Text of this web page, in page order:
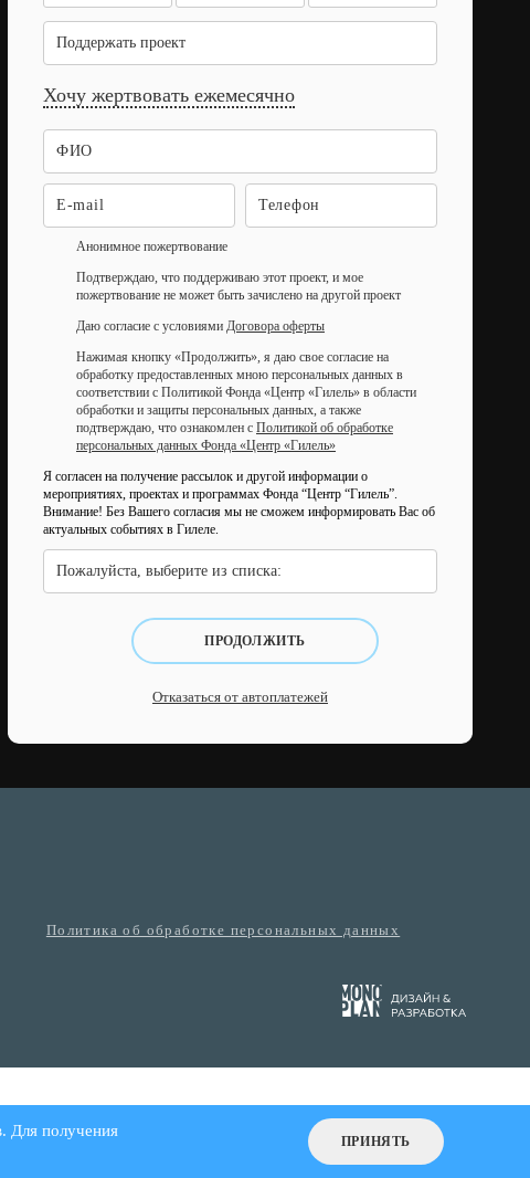
Поддержать проект
Хочу жертвовать ежемесячно
Анонимное пожертвование
Подтверждаю, что поддерживаю этот проект, и мое
пожертвование не может быть зачислено на другой проект
Даю согласие с условиями Договора оферты
Нажимая кнопку «Продолжить», я даю свое согласие на
обработку предоставленных мною персональных данных в
соответствии с Политикой Фонда «Центр «Гилель» в области
обработки и защиты персональных данных, а также
подтверждаю, что ознакомлен с Политикой об обработке
персональных данных Фонда «Центр «Гилель»
Я согласен на получение рассылок и другой информации о
мероприятиях, проектах и программах Фонда “Центр “Гилель”.
Внимание! Без Вашего согласия мы не сможем информировать Вас об
актуальных событиях в Гилеле.
Пожалуйста, выберите из списка:
ПРОДОЛЖИТЬ
Отказаться от автоплатежей
Политика об обработке персональных данных
Для получения
ПРИНЯТЬ